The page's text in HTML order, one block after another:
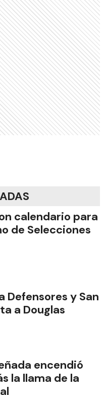
calendario para
de Selecciones
Defensores y San
a Douglas
encendió
la llama de la